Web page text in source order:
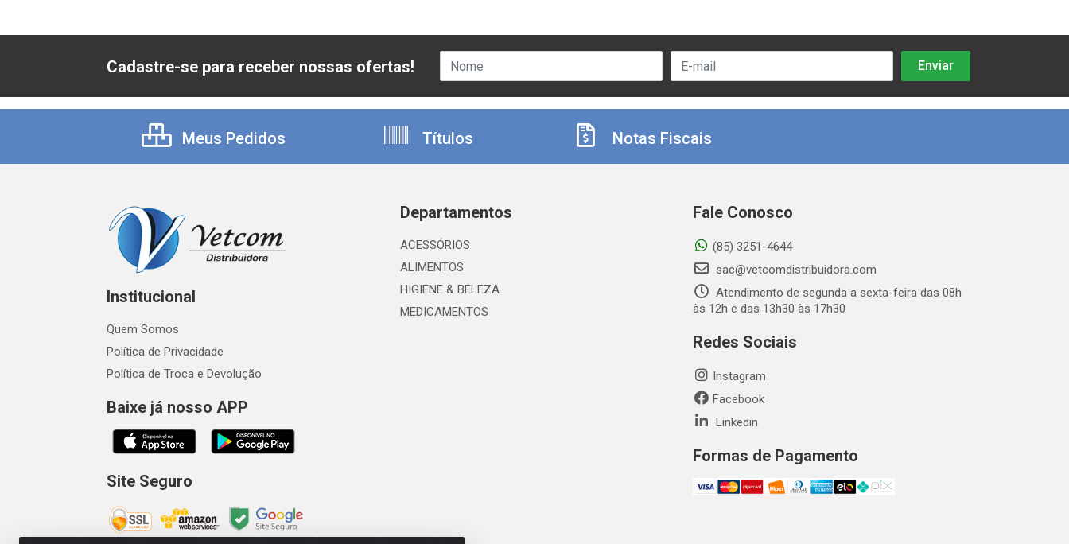
Cadastre-se para receber nossas ofertas!
Meus Pedidos Títulos Notas Fiscais
Institucional
Quem Somos
Política de Privacidade
Política de Troca e Devolução
Baixe já nosso APP
Site Seguro
Departamentos
ACESSÓRIOS
ALIMENTOS
HIGIENE & BELEZA
MEDICAMENTOS
Fale Conosco
(85) 3251-4644
sac@vetcomdistribuidora.com
Atendimento de segunda a sexta-feira das 08h
às 12h e das 13h30 às 17h30
Redes Sociais
Instagram
Facebook
Linkedin
Formas de Pagamento